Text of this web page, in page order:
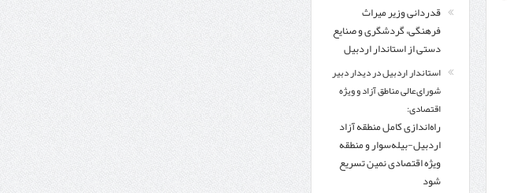
قدردانی وزیر میراث
فرهنگی، گردشگری و صنایع
دستی از استاندار اردبیل
استاندار اردبیل در دیدار دبیر
شورای‌عالی مناطق آزاد و ویژه
اقتصادی:
راه‌اندازی کامل منطقه آزاد
اردبیل-بیله‌سوار و منطقه
ویژه اقتصادی نمین تسریع
شود